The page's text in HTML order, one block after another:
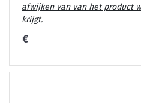
afwijken van van het product
krijgt.
€